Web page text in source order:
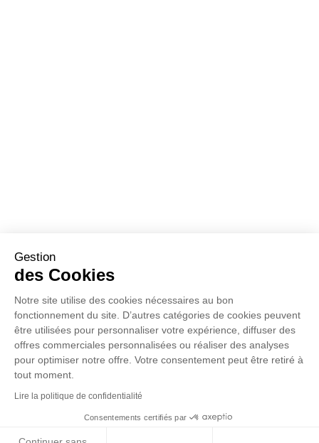
Gestion
des Cookies
Notre site utilise des cookies nécessaires au bon
fonctionnement du site. D’autres catégories de cookies peuvent
être utilisées pour personnaliser votre expérience, diffuser des
offres commerciales personnalisées ou réaliser des analyses
pour optimiser notre offre. Votre consentement peut être retiré à
tout moment.
Lire la politique de confidentialité
Consentements certifiés par